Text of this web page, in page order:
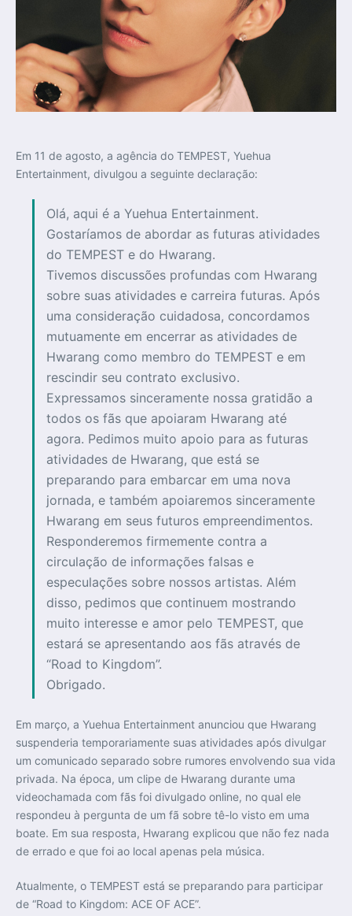
Em 11 de agosto, a agência do TEMPEST, Yuehua
Entertainment, divulgou a seguinte declaração:
Olá, aqui é a Yuehua Entertainment.
Gostaríamos de abordar as futuras atividades
do TEMPEST e do Hwarang.
Tivemos discussões profundas com Hwarang
sobre suas atividades e carreira futuras. Após
uma consideração cuidadosa, concordamos
mutuamente em encerrar as atividades de
Hwarang como membro do TEMPEST e em
rescindir seu contrato exclusivo.
Expressamos sinceramente nossa gratidão a
todos os fãs que apoiaram Hwarang até
agora. Pedimos muito apoio para as futuras
atividades de Hwarang, que está se
preparando para embarcar em uma nova
jornada, e também apoiaremos sinceramente
Hwarang em seus futuros empreendimentos.
Responderemos firmemente contra a
circulação de informações falsas e
especulações sobre nossos artistas. Além
disso, pedimos que continuem mostrando
muito interesse e amor pelo TEMPEST, que
estará se apresentando aos fãs através de
“Road to Kingdom”.
Obrigado.
Em março, a Yuehua Entertainment anunciou que Hwarang
suspenderia temporariamente suas atividades após divulgar
um comunicado separado sobre rumores envolvendo sua vida
privada. Na época, um clipe de Hwarang durante uma
videochamada com fãs foi divulgado online, no qual ele
respondeu à pergunta de um fã sobre tê-lo visto em uma
boate. Em sua resposta, Hwarang explicou que não fez nada
de errado e que foi ao local apenas pela música.
Atualmente, o TEMPEST está se preparando para participar
de “Road to Kingdom: ACE OF ACE”.